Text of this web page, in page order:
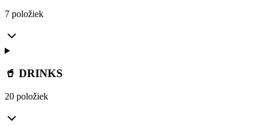
7 položiek
🥤 DRINKS
20 položiek